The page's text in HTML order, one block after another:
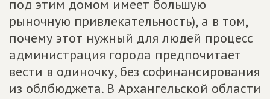
под этим домом имеет большую
рыночную привлекательность), а в том,
почему этот нужный для людей процесс
администрация города предпочитает
вести в одиночку, без софинансирования
из облбюджета. В Архангельской области